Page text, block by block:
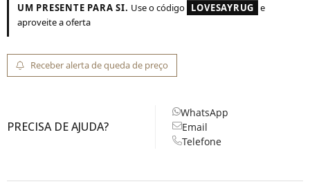
UM PRESENTE PARA SI. Use o código LOVESAYRUG e
aproveite a oferta
Receber alerta de queda de preço
PRECISA DE AJUDA?
WhatsApp
Email
Telefone